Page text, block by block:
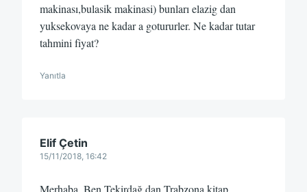
makinası,bulasik makinasi) bunları elazig dan
yuksekovaya ne kadar a gotururler. Ne kadar tutar
tahmini fiyat?
Yanıtla
Elif Çetin
15/11/2018, 16:42
Merhaba. Ben Tekirdağ dan Trabzona kitap